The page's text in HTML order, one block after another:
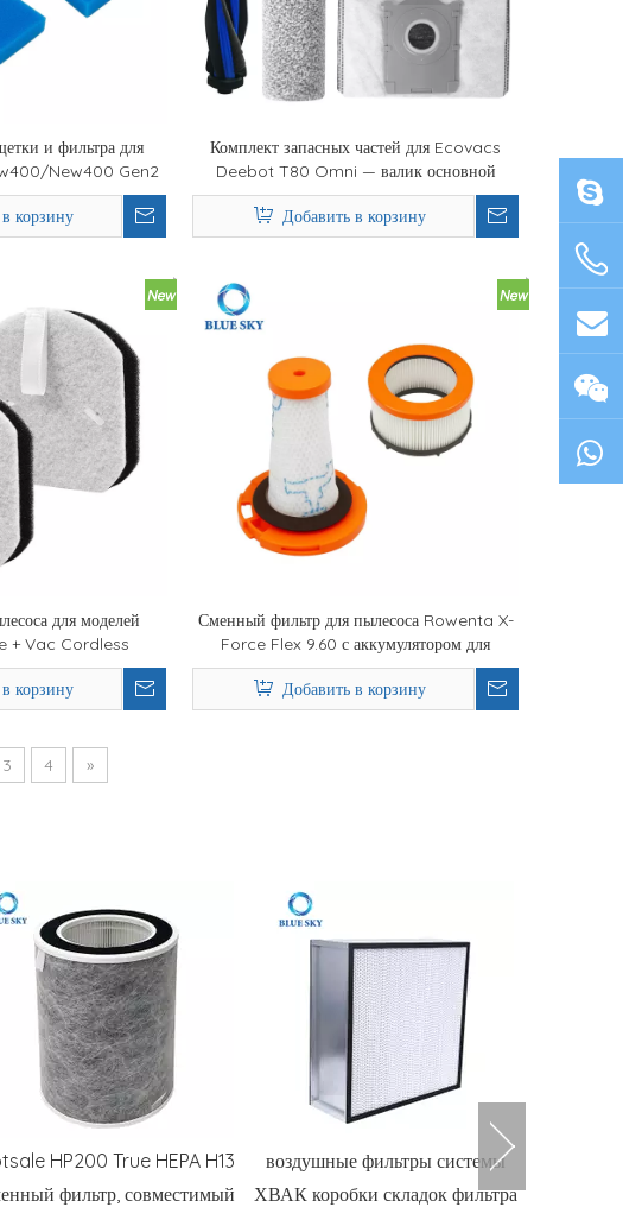
и фильтра для
New400 Gen2
сухой уборки
корзину
Комплект запасных частей для Ecovacs
Deebot T80 Omni — валик основной
щетки, боковые щетки, фильтр и мешки для
пыли
Добавить в корзину
для моделей
+ Vac Cordless
3764
корзину
Сменный фильтр для пылесоса Rowenta X-
Force Flex 9.60 с аккумулятором для
животных серии RH20xx
Добавить в корзину
3 4 »
HP200 True HEPA H13
фильтр, совместимый
воздушные фильтры системы
ХВАК коробки складок фильтра